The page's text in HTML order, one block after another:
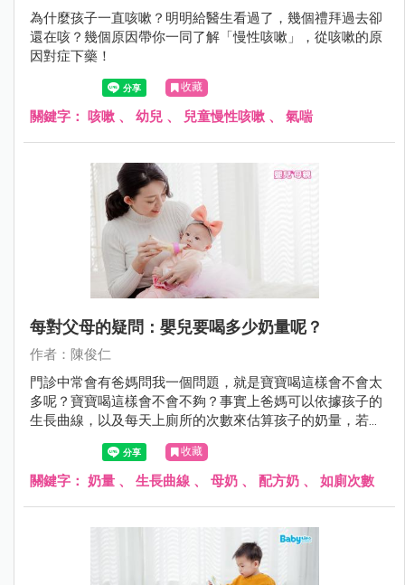
為什麼孩子一直咳嗽？明明給醫生看過了，幾個禮拜過去卻
還在咳？幾個原因帶你一同了解「慢性咳嗽」，從咳嗽的原
因對症下藥！
收藏
關鍵字： 咳嗽 、 幼兒 、 兒童慢性咳嗽 、 氣喘
每對父母的疑問：嬰兒要喝多少奶量呢？
作者：陳俊仁
門診中常會有爸媽問我一個問題，就是寶寶喝這樣會不會太
多呢？寶寶喝這樣會不會不夠？事實上爸媽可以依據孩子的
生長曲線，以及每天上廁所的次數來估算孩子的奶量，若是
都在正常範圍內就不必太過於擔心囉！
收藏
關鍵字： 奶量 、 生長曲線 、 母奶 、 配方奶 、 如廁次數